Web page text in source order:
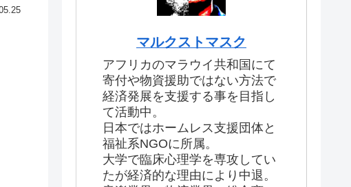
マルクストマスク
アフリカのマラウイ共和国にて
寄付や物資援助ではない方法で
経済発展を支援する事を目指し
て活動中。
日本ではホームレス支援団体と
福祉系NGOに所属。
大学で臨床心理学を専攻してい
たが経済的な理由により中退。